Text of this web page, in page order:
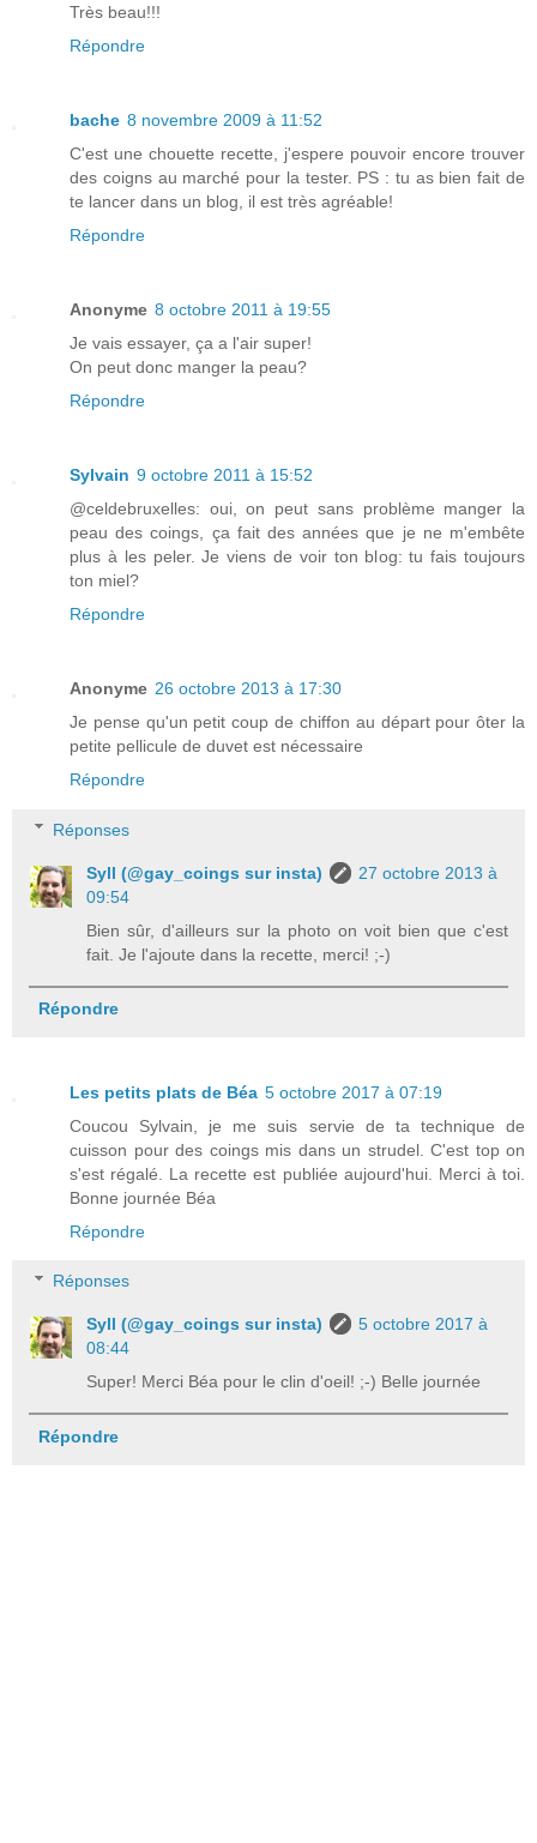
Très beau!!!
Répondre
bache 8 novembre 2009 à 11:52
C'est une chouette recette, j'espere pouvoir encore trouver
des coigns au marché pour la tester. PS : tu as bien fait de
te lancer dans un blog, il est très agréable!
Répondre
Anonyme 8 octobre 2011 à 19:55
Je vais essayer, ça a l'air super!
On peut donc manger la peau?
Répondre
Sylvain 9 octobre 2011 à 15:52
@celdebruxelles: oui, on peut sans problème manger la
peau des coings, ça fait des années que je ne m'embête
plus à les peler. Je viens de voir ton blog: tu fais toujours
ton miel?
Répondre
Anonyme 26 octobre 2013 à 17:30
Je pense qu'un petit coup de chiffon au départ pour ôter la
petite pellicule de duvet est nécessaire
Répondre
Réponses
Syll (@gay_coings sur insta)
27 octobre 2013 à
09:54
Bien sûr, d'ailleurs sur la photo on voit bien que c'est
fait. Je l'ajoute dans la recette, merci! ;-)
Répondre
Les petits plats de Béa 5 octobre 2017 à 07:19
Coucou Sylvain, je me suis servie de ta technique de
cuisson pour des coings mis dans un strudel. C'est top on
s'est régalé. La recette est publiée aujourd'hui. Merci à toi.
Bonne journée Béa
Répondre
Réponses
Syll (@gay_coings sur insta)
5 octobre 2017 à
08:44
Super! Merci Béa pour le clin d'oeil! ;-) Belle journée
Répondre